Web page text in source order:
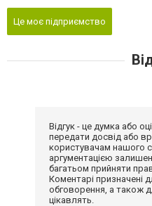
Це моє підприємство
Відгук - це думка або
передати досвід або
користувачам нашого
аргументацією
багатьом прийняти
Коментарі призначені
обговорення, а також
цікавлять.